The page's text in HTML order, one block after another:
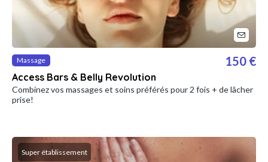
Massage
Access Bars & Belly Revolution
150 €
Combinez vos massages et soins préférés pour 2 fois + de lâcher
prise!
Super établissement